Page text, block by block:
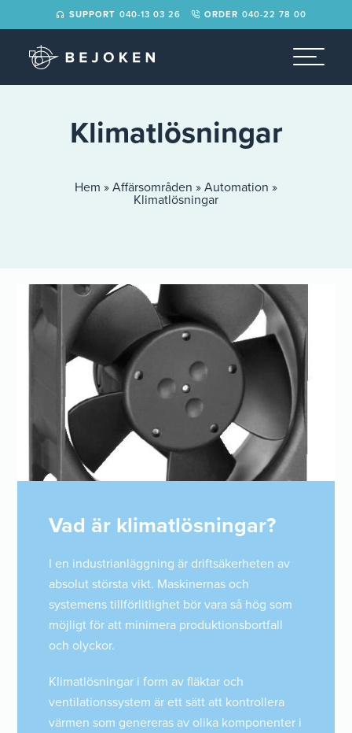
SUPPORT 040-13 03 26 ORDER 040-22 78 00
Klimatlösningar
Hem »Affärsområden »Automation »
Klimatlösningar
Vad är klimatlösningar?
I en industrianläggning är driftsäkerheten av
absolut största vikt. Maskinernas och
systemens tillförlitlighet bör vara så hög som
möjligt för att minimera produktionsbortfall
och olyckor.
Klimatlösningar i form av fläktar och
ventilationssystem är ett sätt att kontrollera
värmen som genereras av olika komponenter i